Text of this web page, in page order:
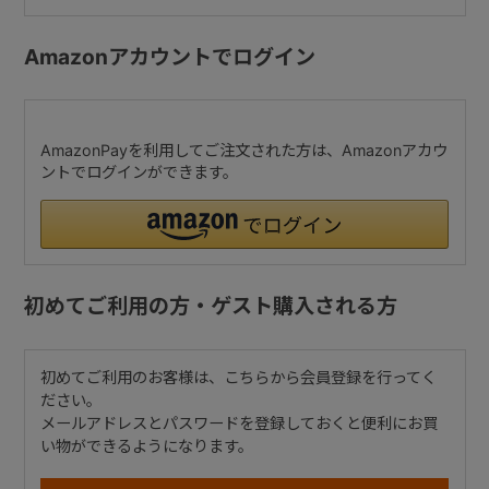
Amazonアカウントでログイン
AmazonPayを利用してご注文された方は、Amazonアカウ
ントでログインができます。
初めてご利用の方・ゲスト購入される方
初めてご利用のお客様は、こちらから会員登録を行ってく
ださい。
メールアドレスとパスワードを登録しておくと便利にお買
い物ができるようになります。